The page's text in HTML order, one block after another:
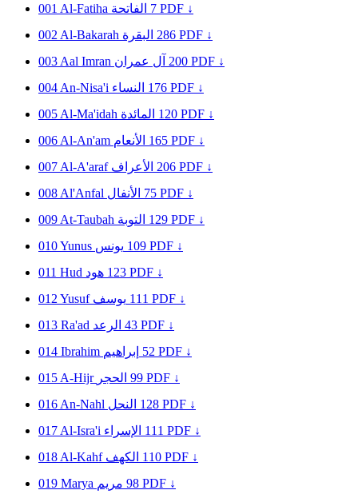
001 Al-Fatiha الفاتحة 7 PDF ↓
002 Al-Bakarah البقرة 286 PDF ↓
003 Aal Imran آل عمران 200 PDF ↓
004 An-Nisa'i النساء 176 PDF ↓
005 Al-Ma'idah المائدة 120 PDF ↓
006 Al-An'am الأنعام 165 PDF ↓
007 Al-A'araf الأعراف 206 PDF ↓
008 Al'Anfal الأنفال 75 PDF ↓
009 At-Taubah التوبة 129 PDF ↓
010Yunus يونس 109 PDF ↓
011 Hud هود 123 PDF ↓
012 Yusuf يوسف 111 PDF ↓
013 Ra'ad الرعد 43 PDF ↓
014 Ibrahim إبراهيم 52 PDF ↓
015 A-Hijr الحجر 99 PDF ↓
016 An-Nahl النحل 128 PDF ↓
017 Al-Isra'i الإسراء 111 PDF ↓
018 Al-Kahf الكهف 110 PDF ↓
019 Marya مريم 98 PDF ↓